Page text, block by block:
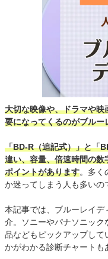
大切な映像や、ドラマや
要になってくるのがブルー
「BD-R（追記式）」と「
違い、容量、倍速時間の
ポイントがあります。多く
か迷ってしまう人も多いの
本記事では、ブルーレイデ
介。ソニーやパナソニック
品などもピックアップして
かがわかる診断チャートも